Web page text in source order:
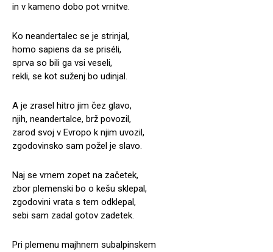
in v kameno dobo pot vrnitve.
Ko neandertalec se je strinjal,
homo sapiens da se priséli,
sprva so bili ga vsi veseli,
rekli, se kot suženj bo udinjal.
A je zrasel hitro jim čez glavo,
njih, neandertalce, brž povozil,
zarod svoj v Evropo k njim uvozil,
zgodovinsko sam požel je slavo.
Naj se vrnem zopet na začetek,
zbor plemenski bo o kešu sklepal,
zgodovini vrata s tem odklepal,
sebi sam zadal gotov zadetek.
Pri plemenu majhnem subalpinskem